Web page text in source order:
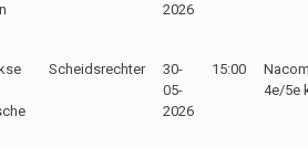
2026
Scheidsrechter
30-
05-
2026
15:00
4e/5e